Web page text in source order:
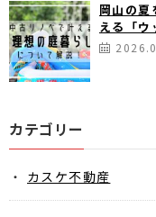
岡山の
える「ウ
カテゴリー
カスケ不動産